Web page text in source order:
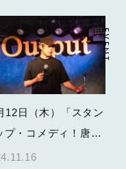
12日（木）「スタン
プ・コメディ！唐
村本大輔単独ライブ
EVENT